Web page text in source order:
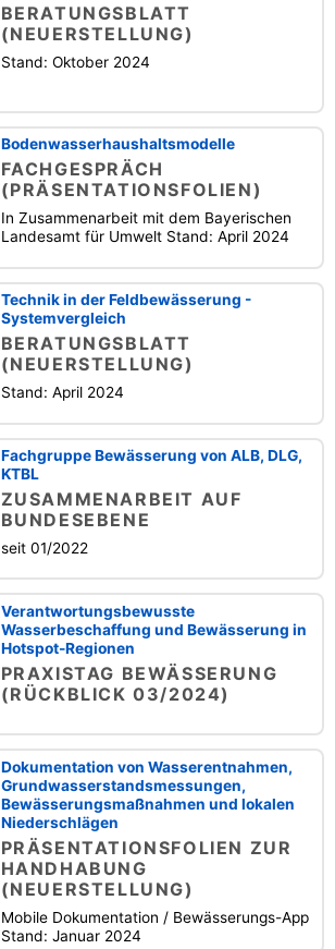
BERATUNGSBLATT
(NEUERSTELLUNG)
Stand: Oktober 2024
Bodenwasserhaushaltsmodelle
FACHGESPRÄCH
(PRÄSENTATIONSFOLIEN)
In Zusammenarbeit mit dem Bayerischen
Landesamt für Umwelt Stand: April 2024
Technik in der Feldbewässerung -
Systemvergleich
BERATUNGSBLATT
(NEUERSTELLUNG)
Stand: April 2024
Fachgruppe Bewässerung von ALB, DLG,
KTBL
ZUSAMMENARBEIT AUF
BUNDESEBENE
seit 01/2022
Verantwortungsbewusste
Wasserbeschaffung und Bewässerung in
Hotspot-Regionen
PRAXISTAG BEWÄSSERUNG
(RÜCKBLICK 03/2024)
Dokumentation von Wasserentnahmen,
Grundwasserstandsmessungen,
Bewässerungsmaßnahmen und lokalen
Niederschlägen
PRÄSENTATIONSFOLIEN ZUR
HANDHABUNG
(NEUERSTELLUNG)
Mobile Dokumentation / Bewässerungs-App
Stand: Januar 2024